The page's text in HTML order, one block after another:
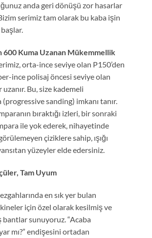
anda geri dönüşü zor hasarlar
serimiz tam olarak bu kaba işin
600 Kuma Uzanan Mükemmellik
orta-ince seviye olan P150’den
ince polisaj öncesi seviye olan
uzanır. Bu, size kademeli
(progressive sanding) imkanı tanır.
bıraktığı izleri, bir sonraki
ile yok ederek, nihayetinde
çiziklere sahip, ışığı
yüzeyler elde edersiniz.
Tam Uyum
en sık yer bulan
için özel olarak kesilmiş ve
sunuyoruz. “Acaba
mı?” endişesini ortadan